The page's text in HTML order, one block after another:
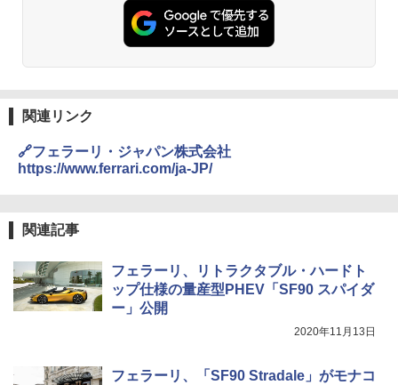
関連リンク
🔗フェラーリ・ジャパン株式会社
https://www.ferrari.com/ja-JP/
関連記事
フェラーリ、リトラクタブル・ハードト
ップ仕様の量産型PHEV「SF90 スパイダ
ー」公開
2020年11月13日
フェラーリ、「SF90 Stradale」がモナコ